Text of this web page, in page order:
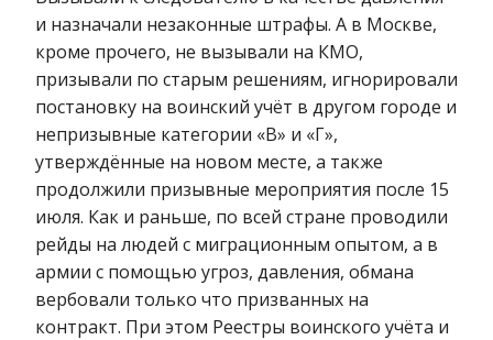
и назначали незаконные штрафы. А в Москве,
кроме прочего, не вызывали на КМО,
призывали по старым решениям, игнорировали
постановку на воинский учёт в другом городе и
непризывные категории «В» и «Г»,
утверждённые на новом месте, а также
продолжили призывные мероприятия после 15
июля. Как и раньше, по всей стране проводили
рейды на людей с миграционным опытом, а в
армии с помощью угроз, давления, обмана
вербовали только что призванных на
контракт. При этом Реестры воинского учёта и